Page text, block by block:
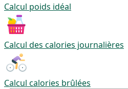
Calcul poids idéal
Calcul des calories journalières
Calcul calories brûlées